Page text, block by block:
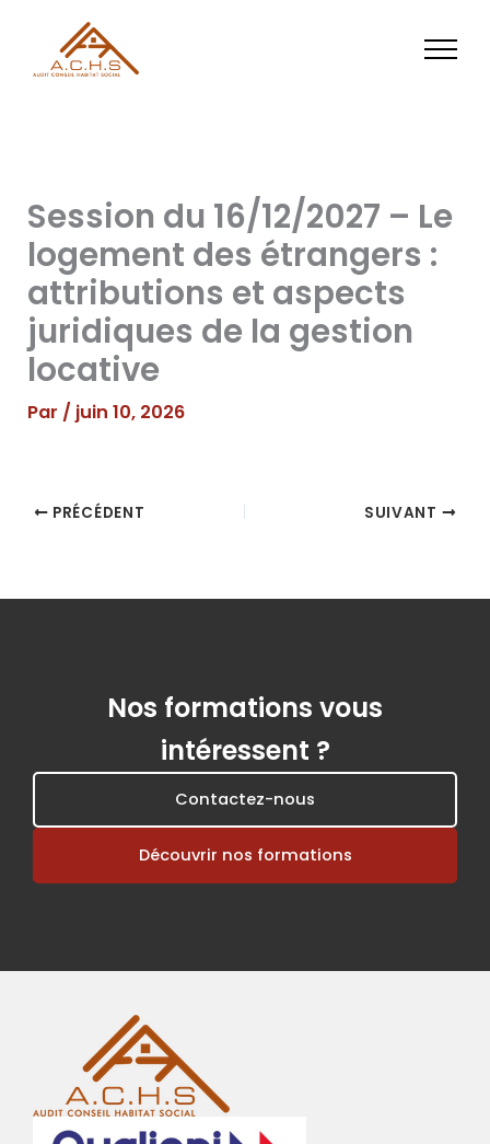
contenu
Session du 16/12/2027 – Le
logement des étrangers :
attributions et aspects
juridiques de la gestion
locative
Par / juin 10, 2026
PRÉCÉDENT SUIVANT
Nos formations vous
intéressent ?
Contactez-nous
Découvrir nos formations